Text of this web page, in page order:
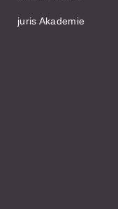
juris Akademie